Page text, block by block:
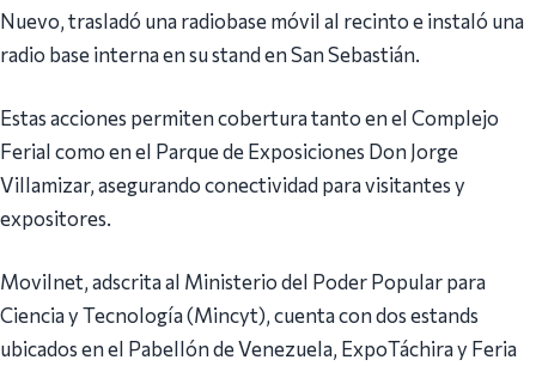
Nuevo, trasladó una radiobase móvil al recinto e instaló una
radio base interna en su stand en San Sebastián.
Estas acciones permiten cobertura tanto en el Complejo
Ferial como en el Parque de Exposiciones Don Jorge
Villamizar, asegurando conectividad para visitantes y
expositores.
Movilnet, adscrita al Ministerio del Poder Popular para
Ciencia y Tecnología (Mincyt), cuenta con dos estands
ubicados en el Pabellón de Venezuela, ExpoTáchira y Feria